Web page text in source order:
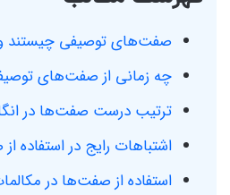
صفت‌های توصیفی چیستند
چه زمانی از صفت‌های
ترتیب درست صفت‌ها در
اشتباهات رایج در استفاده
استفاده از صفت‌ها در